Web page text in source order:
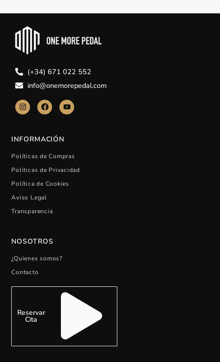
(+34) 671 022 552
info@onemorepedal.com
INFORMACIÓN
Políticas de Compras
Politicas de Privacidad
Política de Cookies
Aviso Legal
Transparencia
NOSOTROS
¿Quienes somos?
Contacto
Reservar
Cita